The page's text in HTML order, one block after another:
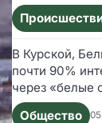
В Курской,
почти 90%
через «белые
Общество